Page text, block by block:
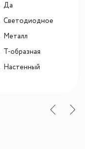
Да
Светодиодное
Металл
Т-образная
Настенный